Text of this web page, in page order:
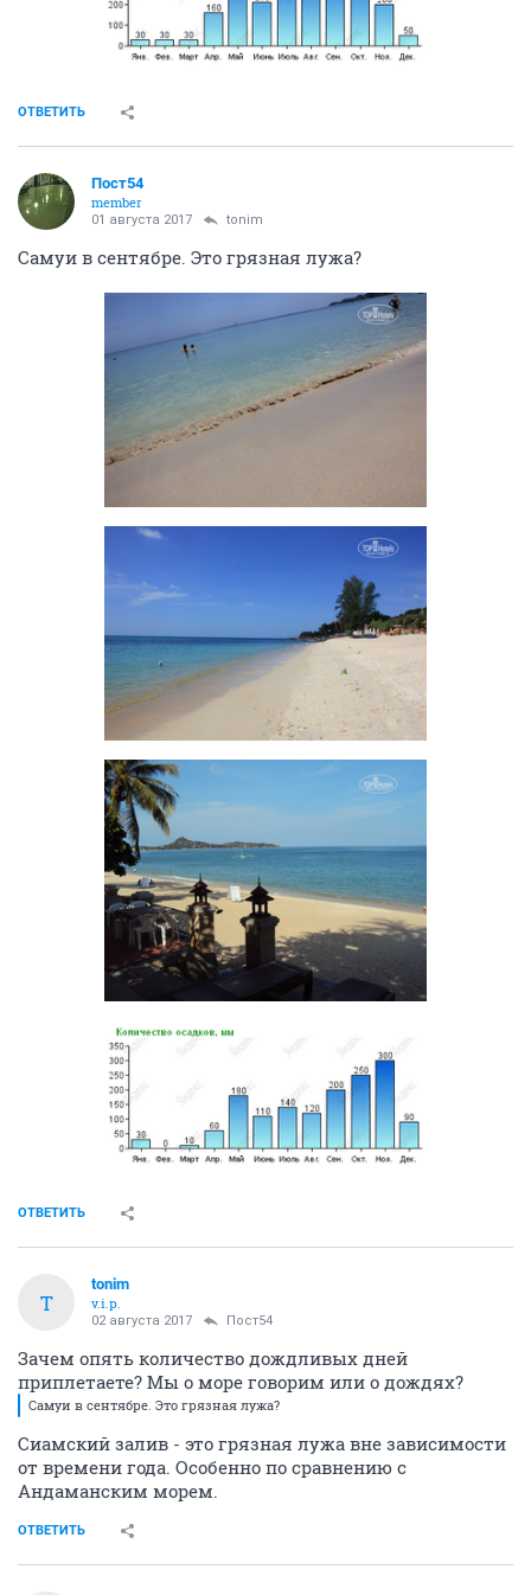
ОТВЕТИТЬ
Пост54
member
01 августа 2017 tonim
Самуи в сентябре. Это грязная лужа?
ОТВЕТИТЬ
T
tonim
v.i.p.
02 августа 2017 Пост54
Зачем опять количество дождливых дней
приплетаете? Мы о море говорим или о дождях?
Самуи в сентябре. Это грязная лужа?
Сиамский залив - это грязная лужа вне зависимости
от времени года. Особенно по сравнению с
Андаманским морем.
ОТВЕТИТЬ